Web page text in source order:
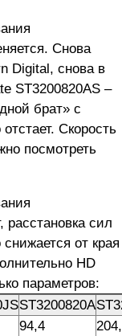
Снова
Digital, снова в
ST3200820AS –
брат» с
Скорость
посмотреть
сил
от края
HD
параметров:
ST3200820A
94,4